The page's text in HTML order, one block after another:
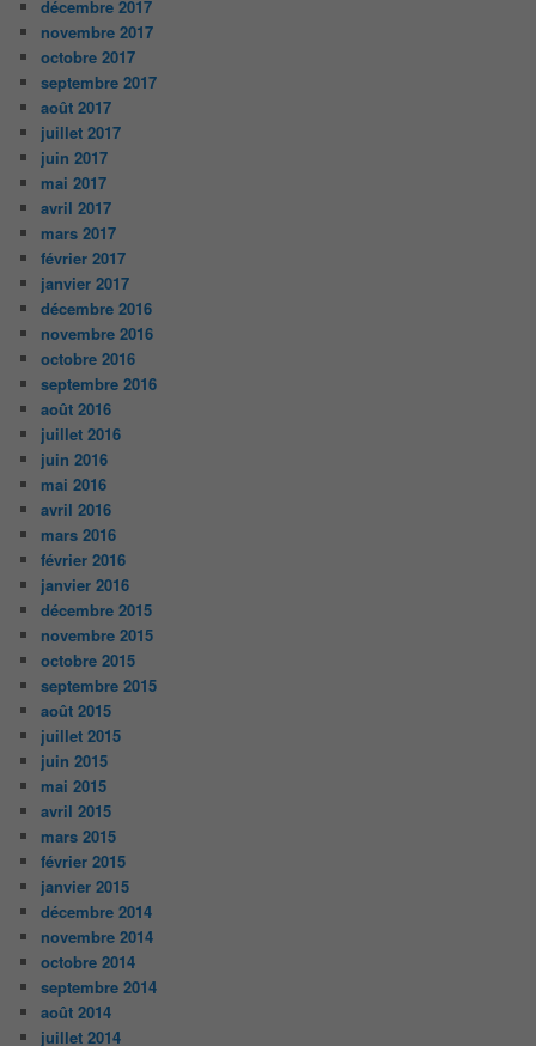
décembre 2017
novembre 2017
octobre 2017
septembre 2017
août 2017
juillet 2017
juin 2017
mai 2017
avril 2017
mars 2017
février 2017
janvier 2017
décembre 2016
novembre 2016
octobre 2016
septembre 2016
août 2016
juillet 2016
juin 2016
mai 2016
avril 2016
mars 2016
février 2016
janvier 2016
décembre 2015
novembre 2015
octobre 2015
septembre 2015
août 2015
juillet 2015
juin 2015
mai 2015
avril 2015
mars 2015
février 2015
janvier 2015
décembre 2014
novembre 2014
octobre 2014
septembre 2014
août 2014
juillet 2014